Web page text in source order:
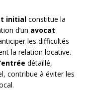
initial constitue la
d’un avocat
les difficultés
la relation locative.
détaillé,
contribue à éviter les